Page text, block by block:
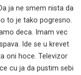
ja ne smem nista da
to je tako pogresno.
deca. Imam vec
Ide se u krevet
oni hoce. Televizor
cu ja da pustim sebi